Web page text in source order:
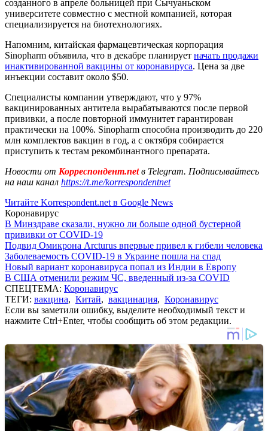
созданного в апреле больницей при Сычуаньском
университете совместно с местной компанией, которая
специализируется на биотехнологиях.
Напомним, китайская фармацевтическая корпорация
Sinopharm объявила, что в декабре планирует начать продажи
инактивированной вакцины от коронавируса. Цена за две
инъекции составит около $50.
Специалисты компании утверждают, что у 97%
вакцинированных антитела вырабатываются после первой
прививки, а после повторной иммунитет гарантирован
практически на 100%. Sinopharm способна производить до 220
млн комплектов вакцин в год, а с октября собирается
приступить к тестам рекомбинантного препарата.
Новости от Корреспондент.netв Telegram. Подписывайтесь
на наш канал https://t.me/korrespondentnet
Читайте Korrespondent.net в Google News
Коронавирус
В Минздраве сказали, нужно ли больше одной бустерной
прививки от COVID-19
Подвид Омикрона Arcturus впервые привел к гибели человека
Заболеваемость COVID-19 в Украине пошла на спад
Новый вариант коронавируса попал из Индии в Европу
В США отменили режим ЧС, введенный из-за COVID
СПЕЦТЕМА: Коронавирус
ТЕГИ: вакцина, Китай, вакцинация, Коронавирус
Если вы заметили ошибку, выделите необходимый текст и
нажмите Ctrl+Enter, чтобы сообщить об этом редакции.